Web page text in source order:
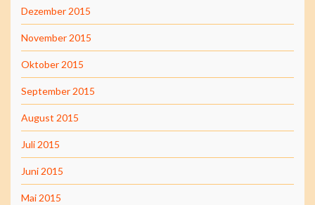
Dezember 2015
November 2015
Oktober 2015
September 2015
August 2015
Juli 2015
Juni 2015
Mai 2015